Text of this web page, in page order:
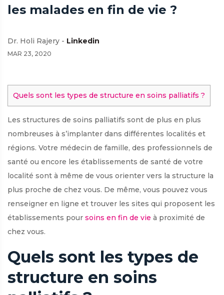
les malades en fin de vie ?
Dr. Holi Rajery - Linkedin
MAR 23, 2020
Quels sont les types de structure en soins palliatifs ?
Les structures de soins palliatifs sont de plus en plus
nombreuses à s’implanter dans différentes localités et
régions. Votre médecin de famille, des professionnels de
santé ou encore les établissements de santé de votre
localité sont à même de vous orienter vers la structure la
plus proche de chez vous. De même, vous pouvez vous
renseigner en ligne et trouver les sites qui proposent les
établissements pour soins en fin de vie à proximité de
chez vous.
Quels sont les types de
structure en soins